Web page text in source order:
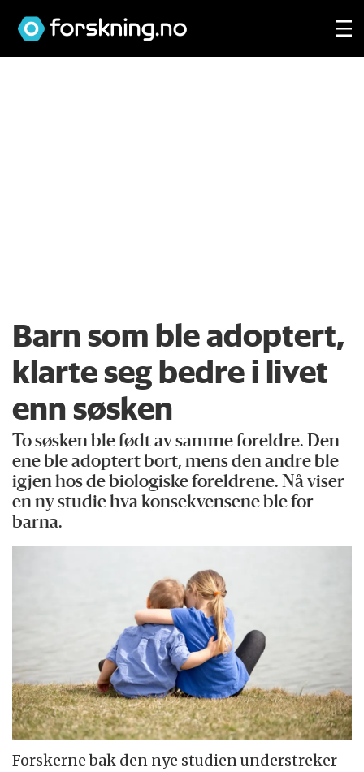
Barn som ble adoptert,
klarte seg bedre i livet
enn søsken
To søsken ble født av samme foreldre. Den
ene ble adoptert bort, mens den andre ble
igjen hos de biologiske foreldrene. Nå viser
en ny studie hva konsekvensene ble for
barna.
Forskerne bak den nye studien understreker